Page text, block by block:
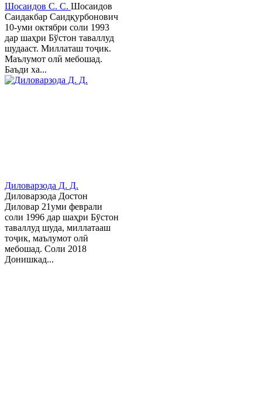
Шосаидов С. С. Шосаидов
Саидакбар Саидқурбонович
10-уми октябри соли 1993
дар шаҳри Бўстон таваллуд
шудааст. Миллаташ тоҷик.
Маълумот олӣ мебошад.
Баъди ха...
Диловарзода Д. Д.
Диловарзода Достон
Диловар 21уми феврали
соли 1996 дар шаҳри Бӯстон
таваллуд шуда, миллатааш
тоҷик, маълумот олӣ
мебошад. Соли 2018
Донишкад...